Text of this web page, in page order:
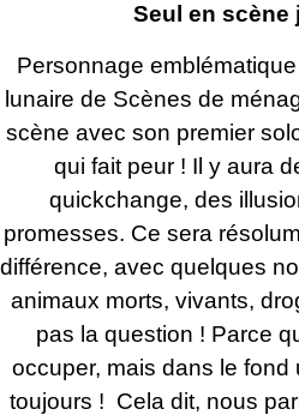
Seul en scène
Personnage
lunaire de Scènes de
scène avec son premier
qui fait peur ! Il y aura
quickchange, des
promesses. Ce sera
différence, avec quelques
animaux morts, vivants,
pas la question ! Parce
occuper, mais dans le
toujours ! Cela dit, nous